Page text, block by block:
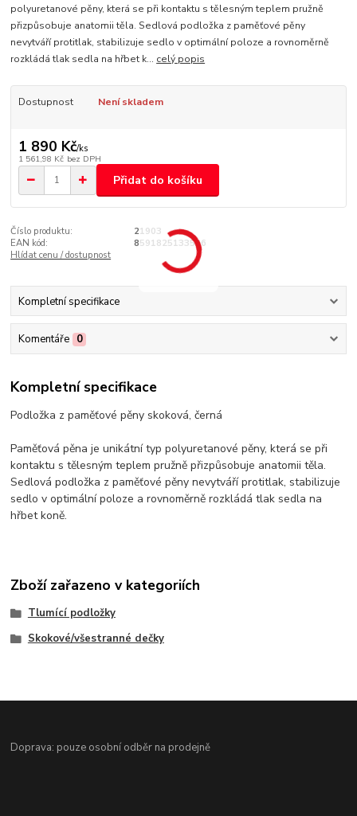
polyuretanové pěny, která se při kontaktu s tělesným teplem pružně
přizpůsobuje anatomii těla. Sedlová podložka z paměťové pěny
nevytváří protitlak, stabilizuje sedlo v optimální poloze a rovnoměrně
rozkládá tlak sedla na hřbet k... celý popis
Dostupnost Není skladem
1 890 Kč/ks
1 561,98 Kč bez DPH
Přidat do košíku
Číslo produktu:
21903
EAN kód:
8591825133506
Hlídat cenu / dostupnost
Kompletní specifikace
Komentáře 0
Kompletní specifikace
Podložka z paměťové pěny skoková, černá
Paměťová pěna je unikátní typ polyuretanové pěny, která se při
kontaktu s tělesným teplem pružně přizpůsobuje anatomii těla.
Sedlová podložka z paměťové pěny nevytváří protitlak, stabilizuje
sedlo v optimální poloze a rovnoměrně rozkládá tlak sedla na
hřbet koně.
Zboží zařazeno v kategoriích
Tlumící podložky
Skokové/všestranné dečky
Doprava: pouze osobní odběr na prodejně